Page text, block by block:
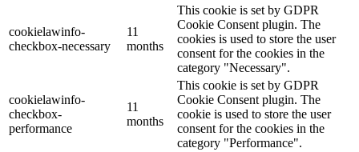
cookielawinfo-
checkbox-necessary
11
months
This cookie is set by GDPR
Cookie Consent plugin. The
cookies is used to store the user
consent for the cookies in the
category "Necessary".
cookielawinfo-
checkbox-
performance
11
months
This cookie is set by GDPR
Cookie Consent plugin. The
cookie is used to store the user
consent for the cookies in the
category "Performance".